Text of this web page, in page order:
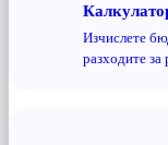
Изчислете
разходите за